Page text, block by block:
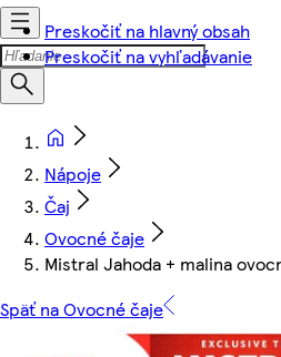
Preskočiť na hlavný obsah
Preskočiť na vyhľadávanie
Nápoje
Čaj
Ovocné čaje
Mistral Jahoda + malina
Späť na Ovocné čaje